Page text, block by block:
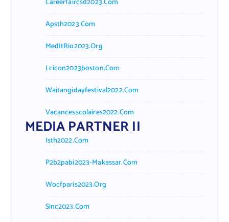
Apsth2023.com
MedItRio2023.org
Lcicon2023boston.com
Waitangidayfestival2022.com
Vacancesscolaires2022.com
MEDIA PARTNER II
Isth2022.com
P2b2pabi2023-Makassar.com
Wocfparis2023.org
Sinc2023.com